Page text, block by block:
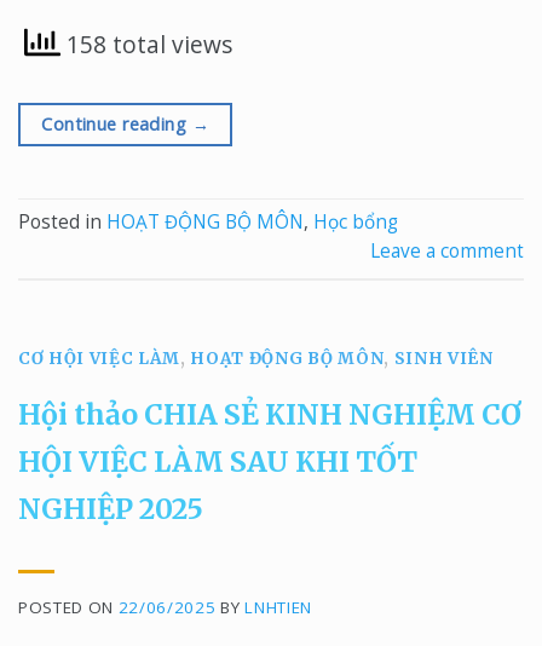
158 total views
Continue reading →
Posted in HOẠT ĐỘNG BỘ MÔN, Học bổng
Leave a comment
CƠ HỘI VIỆC LÀM, HOẠT ĐỘNG BỘ MÔN, SINH VIÊN
Hội thảo CHIA SẺ KINH NGHIỆM CƠ
HỘI VIỆC LÀM SAU KHI TỐT
NGHIỆP 2025
POSTED ON 22/06/2025 BYLNHTIEN